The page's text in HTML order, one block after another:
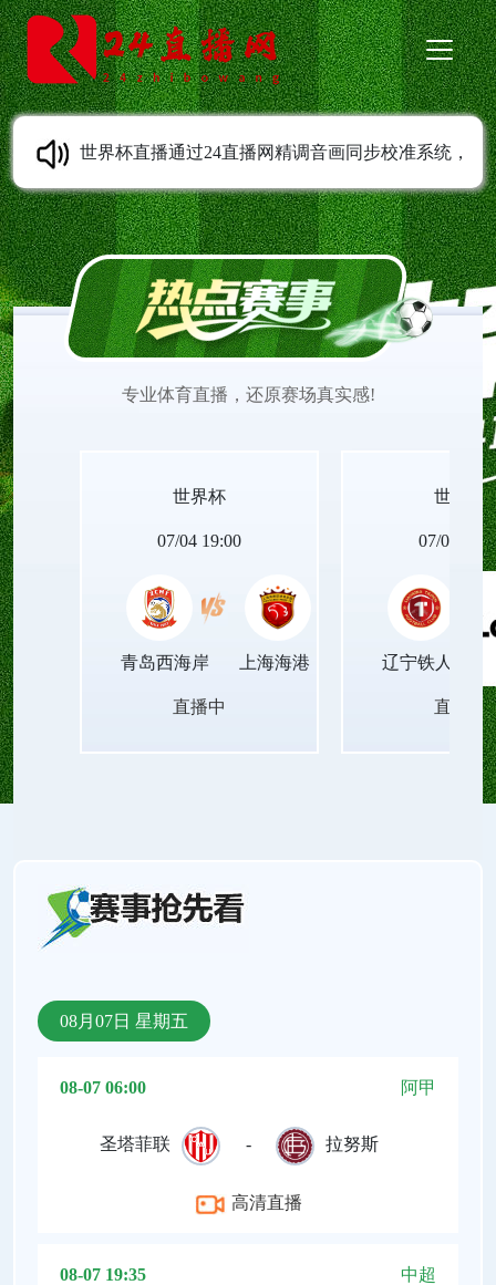
世界杯直播通过24直播网精调音画同步校准系统，
彻底解决画面与音效错位问题，赛场动作与声响实
时对齐。世界杯直播平台无插件在线传输视听信号
滑，让观众获得沉浸式的精准视听体验。
专业体育直播，还原赛场真实感!
世界杯
07/04 19:00
青岛西海岸 上海海港
直播中
世界杯
07/04
辽宁铁人
直播中
08月07日 星期五
08-07 06:00 阿甲
圣塔菲联 - 拉努斯
高清直播
08-07 19:35 中超